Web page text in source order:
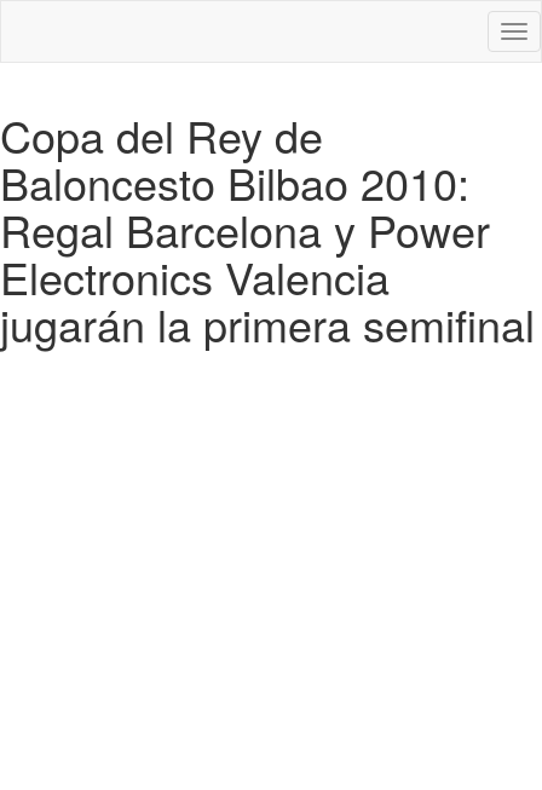
Copa del Rey de
Baloncesto Bilbao 2010:
Regal Barcelona y Power
Electronics Valencia
jugarán la primera semifinal